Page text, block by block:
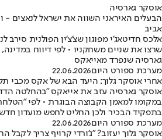
אוסקר גארסיה
הבעלים האיראני השווה את ישראל לנאצים
אביב
אלכס חדיטאג'י מפוגון שצ'צ'ין הפולנית סירב
שרצו את שניים משחקניו • לפי דיווח
גארסיה שנפרד מאייאקס
מערכת ספורט היום22.06.2026
אחרי אוסקר גלוך: היעד הבא של אקס מכבי
אוסקר גארסיה עזב את אייאקס "בהחלטה
במקומו למאמן הקבוצה הבוגרת • לפי
בתפקיד הבכיר ולכן החליט לחפש מועדון
מערכת ספורט היום22.06.2026
אוסקר גלוך יעזוב? "ג'ורדי קרויף צריך לקבל